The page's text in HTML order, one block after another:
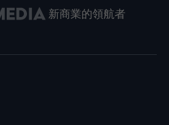
新商業的領航者